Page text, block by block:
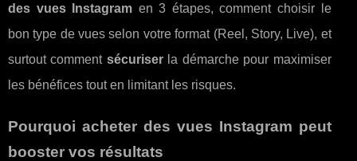
des vues Instagram en 3 étapes, comment choisir le
bon type de vues selon votre format (Reel, Story, Live), et
surtout comment sécuriserla démarche pour maximiser
les bénéfices tout en limitant les risques.
Pourquoi acheter des vues Instagram peut
booster vos résultats